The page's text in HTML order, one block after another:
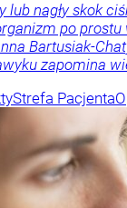
lub nagły skok
po prostu
Bartusiak-
zapomina
Strefa Pacjenta